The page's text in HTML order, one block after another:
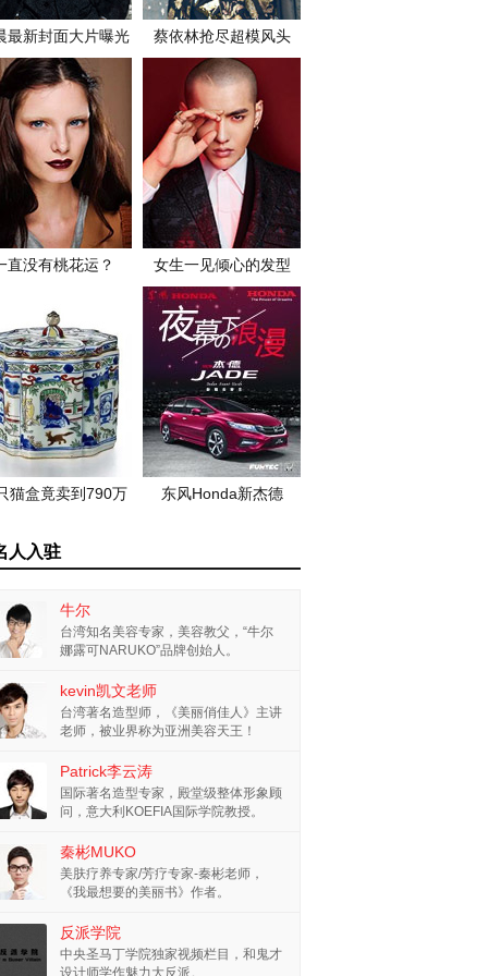
最新封面大片曝光 蔡依林抢尽超模风头
直没有桃花运？ 女生一见倾心的发型
猫盒竟卖到790万 东风Honda新杰德
人入驻
牛尔
台湾知名美容专家，美容教父，“牛尔
娜露可NARUKO”品牌创始人。
kevin凯文老师
台湾著名造型师，《美丽俏佳人》主讲
老师，被业界称为亚洲美容天王！
Patrick李云涛
国际著名造型专家，殿堂级整体形象顾
问，意大利KOEFIA国际学院教授。
秦彬MUKO
美肤疗养专家/芳疗专家-秦彬老师，
《我最想要的美丽书》作者。
反派学院
中央圣马丁学院独家视频栏目，和鬼才
设计师学作魅力大反派。